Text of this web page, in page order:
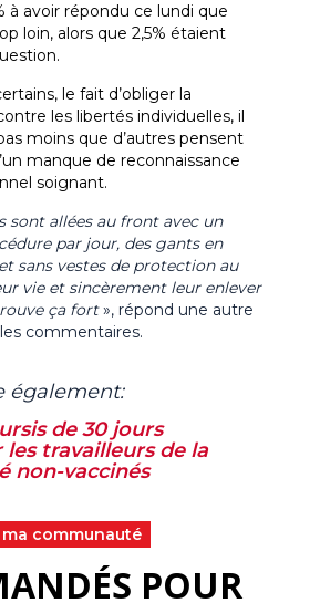
à avoir répondu ce lundi que
loin, alors que 2,5% étaient
le fait d’obliger la
les libertés individuelles, il
moins que d’autres pensent
manque de reconnaissance
soignant.
sont allées au front avec un
par jour, des gants en
sans vestes de protection au
vie et sincèrement leur enlever
ça fort », répond une autre
commentaires.
également:
de 30 jours
les travailleurs de la
non-vaccinés
communauté
POUR